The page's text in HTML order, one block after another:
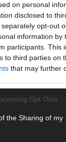
on personal
disclosed to
opt-out
information by
participants. This
to third parties on
that may further
Opt Outs
the Sharing of my
macht vieles